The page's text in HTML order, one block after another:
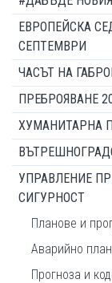
ЕВРОПЕЙСКА
СЕПТЕМВРИ
ЧАСЪТ НА
ПРЕБРОЯВАНЕ
ХУМАНИТАРНА
УПРАВЛЕНИЕ
СИГУРНОСТ
Планове и
Аварийно
Прогноза и